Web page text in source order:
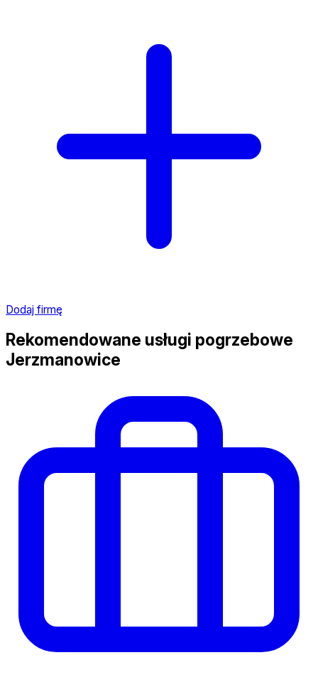
Dodaj firmę
Rekomendowane usługi pogrzebowe
Jerzmanowice